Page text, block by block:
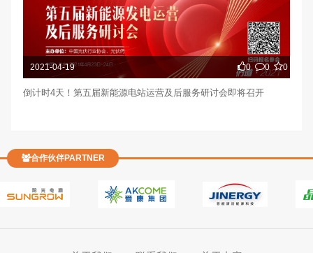
2021-04-19 0 0 0
倒计时4天！第五届新能源电站运营及后服务研讨会即将召开
合作伙伴PARTNER